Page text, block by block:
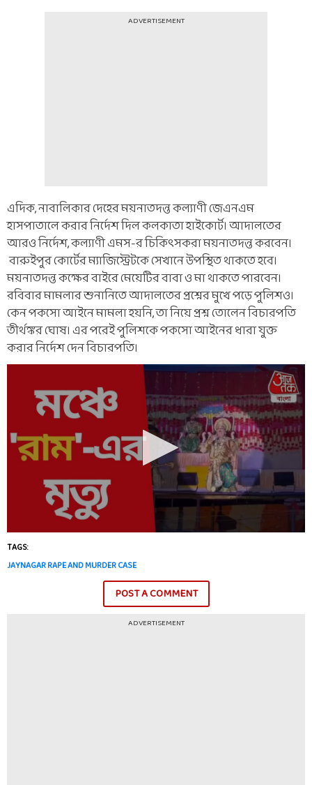
ADVERTISEMENT
এদিক, নাবালিকার দেহের ময়নাতদন্ত কল্যাণী জেএনএম
হাসপাতালে করার নির্দেশ দিল কলকাতা হাইকোর্ট। আদালতের
আরও নির্দেশ, কল্যাণী এমস-র চিকিৎসকরা ময়নাতদন্ত করবেন।
বারুইপুর কোর্টের ম্যাজিস্ট্রেটকে সেখানে উপস্থিত থাকতে হবে।
ময়নাতদন্ত কক্ষের বাইরে মেয়েটির বাবা ও মা থাকতে পারবেন।
রবিবার মামলার শুনানিতে আদালতের প্রশ্নের মুখে পড়ে পুলিশও।
কেন পকসো আইনে মামলা হয়নি, তা নিয়ে প্রশ্ন তোলেন বিচারপতি
তীর্থঙ্কর ঘোষ। এর পরেই পুলিশকে পকসো আইনের ধারা যুক্ত
করার নির্দেশ দেন বিচারপতি।
TAGS:
JAYNAGAR RAPE AND MURDER CASE
POST A COMMENT
ADVERTISEMENT